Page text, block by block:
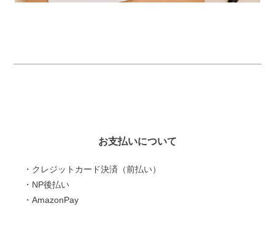
お支払いについて
・クレジットカード決済（前払い）
・NP後払い
・AmazonPay